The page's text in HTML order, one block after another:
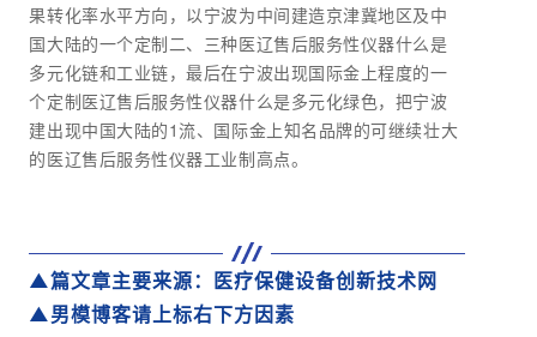
果转化率水平方向，以宁波为中间建造京津冀地区及中
国大陆的一个定制二、三种医辽售后服务性仪器什么是
多元化链和工业链，最后在宁波出现国际金上程度的一
个定制医辽售后服务性仪器什么是多元化绿色，把宁波
建出现中国大陆的1流、国际金上知名品牌的可继续壮大
的医辽售后服务性仪器工业制高点。
▲篇文章主要来源：医疗保健设备创新技术网
▲男模博客请上标右下方因素